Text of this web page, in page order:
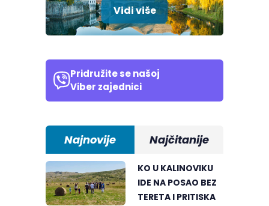
Vidi više
Pridružite se našoj
Viber zajednici
Najnovije Najčitanije
KO U KALINOVIKU
IDE NA POSAO BEZ
TERETA I PRITISKA